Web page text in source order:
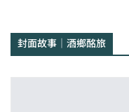
封面故事｜酒鄉酩旅